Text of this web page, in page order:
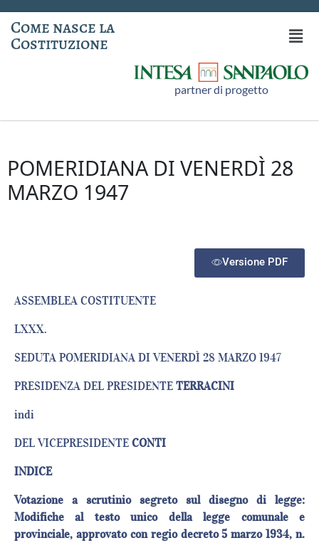
Come nasce la
Costituzione
partner di progetto
POMERIDIANA DI VENERDÌ 28
MARZO 1947
Versione PDF
ASSEMBLEA COSTITUENTE
LXXX.
SEDUTA POMERIDIANA DI VENERDÌ 28 MARZO 1947
PRESIDENZA DEL PRESIDENTE TERRACINI
indi
DEL VICEPRESIDENTE CONTI
INDICE
Votazione a scrutinio segreto sul disegno di legge:
Modifiche al testo unico della legge comunale e
provinciale, approvato con regio decreto 5 marzo 1934, n.